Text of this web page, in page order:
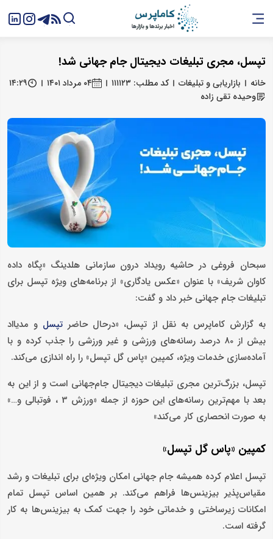
تپسل، مجری تبلیغات دیجیتال جام جهانی شد!
خانه بازاریابی و تبلیغات کد مطلب: ۱۱۱۱۲۳ ۰۴ مرداد ۱۴۰۱
۱۴:۲۹
وحیده تقی زاده
سبحان فروغی در حاشیه رویداد درون سازمانی هلدینگ «پگاه داده
کاوان شریف» با عنوان «عکس یادگاری» از برنامه‌های ویژه تپسل برای
تبلیغات جام جهانی خبر داد و گفت:
به گزارش کاماپرس به نقل از تپسل، «درحال حاضر تپسل و مدیااد
بیش از 80 درصد رسانه‌های ورزشی و غیر ورزشی را جذب کرده و با
آماده‌سازی خدمات ویژه، کمپین «پاس گل تپسل» را راه اندازی می‌کند.
تپسل، بزرگ‌ترین مجری تبلیغات دیجیتال جام‌جهانی است و از این به
بعد با مهم‌ترین رسانه‌های این حوزه از جمله «ورزش 3 ، فوتبالی و…»
به صورت انحصاری کار می‌کند»
کمپین «پاس گل تپسل»
تپسل اعلام کرده همیشه جام جهانی امکان ویژه‌ای برای تبلیغات و رشد
مقیاس‌پذیر بیزینس‌ها فراهم می‌کند. بر همین اساس تپسل تمام
امکانات زیرساختی و خدماتی خود را جهت کمک به بیزینس‌ها به کار
گرفته است.